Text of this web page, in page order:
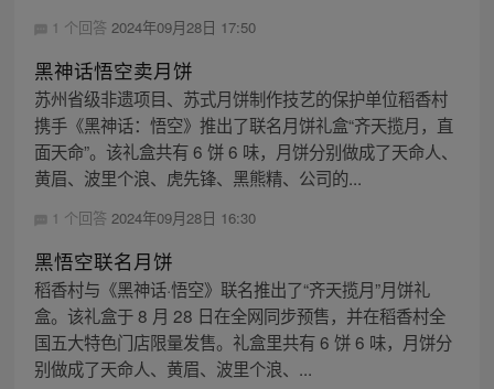
1 个回答 2024年09月28日 17:50
黑神话悟空卖月饼
苏州省级非遗项目、苏式月饼制作技艺的保护单位稻香村
携手《黑神话：悟空》推出了联名月饼礼盒“齐天揽月，直
面天命”。该礼盒共有 6 饼 6 味，月饼分别做成了天命人、
黄眉、波里个浪、虎先锋、黑熊精、公司的...
1 个回答 2024年09月28日 16:30
黑悟空联名月饼
稻香村与《黑神话·悟空》联名推出了“齐天揽月”月饼礼
盒。该礼盒于 8 月 28 日在全网同步预售，并在稻香村全
国五大特色门店限量发售。礼盒里共有 6 饼 6 味，月饼分
别做成了天命人、黄眉、波里个浪、...